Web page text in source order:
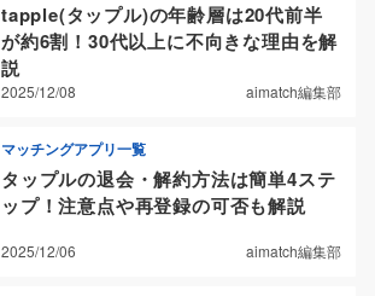
tapple(タップル)の年齢層は20代前半
が約6割！30代以上に不向きな理由を解
説
2025/12/08 aimatch編集部
マッチングアプリ一覧
タップルの退会・解約方法は簡単4ステ
ップ！注意点や再登録の可否も解説
2025/12/06 aimatch編集部